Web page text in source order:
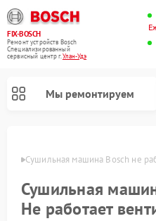
FIX-BOSCH
Ремонт устройств Bosch
Специализированный
cервисный центр г.Улан-Удэ
Мы ремонтируем
Сушильная машина Bosch не
Сушильная
Не работает